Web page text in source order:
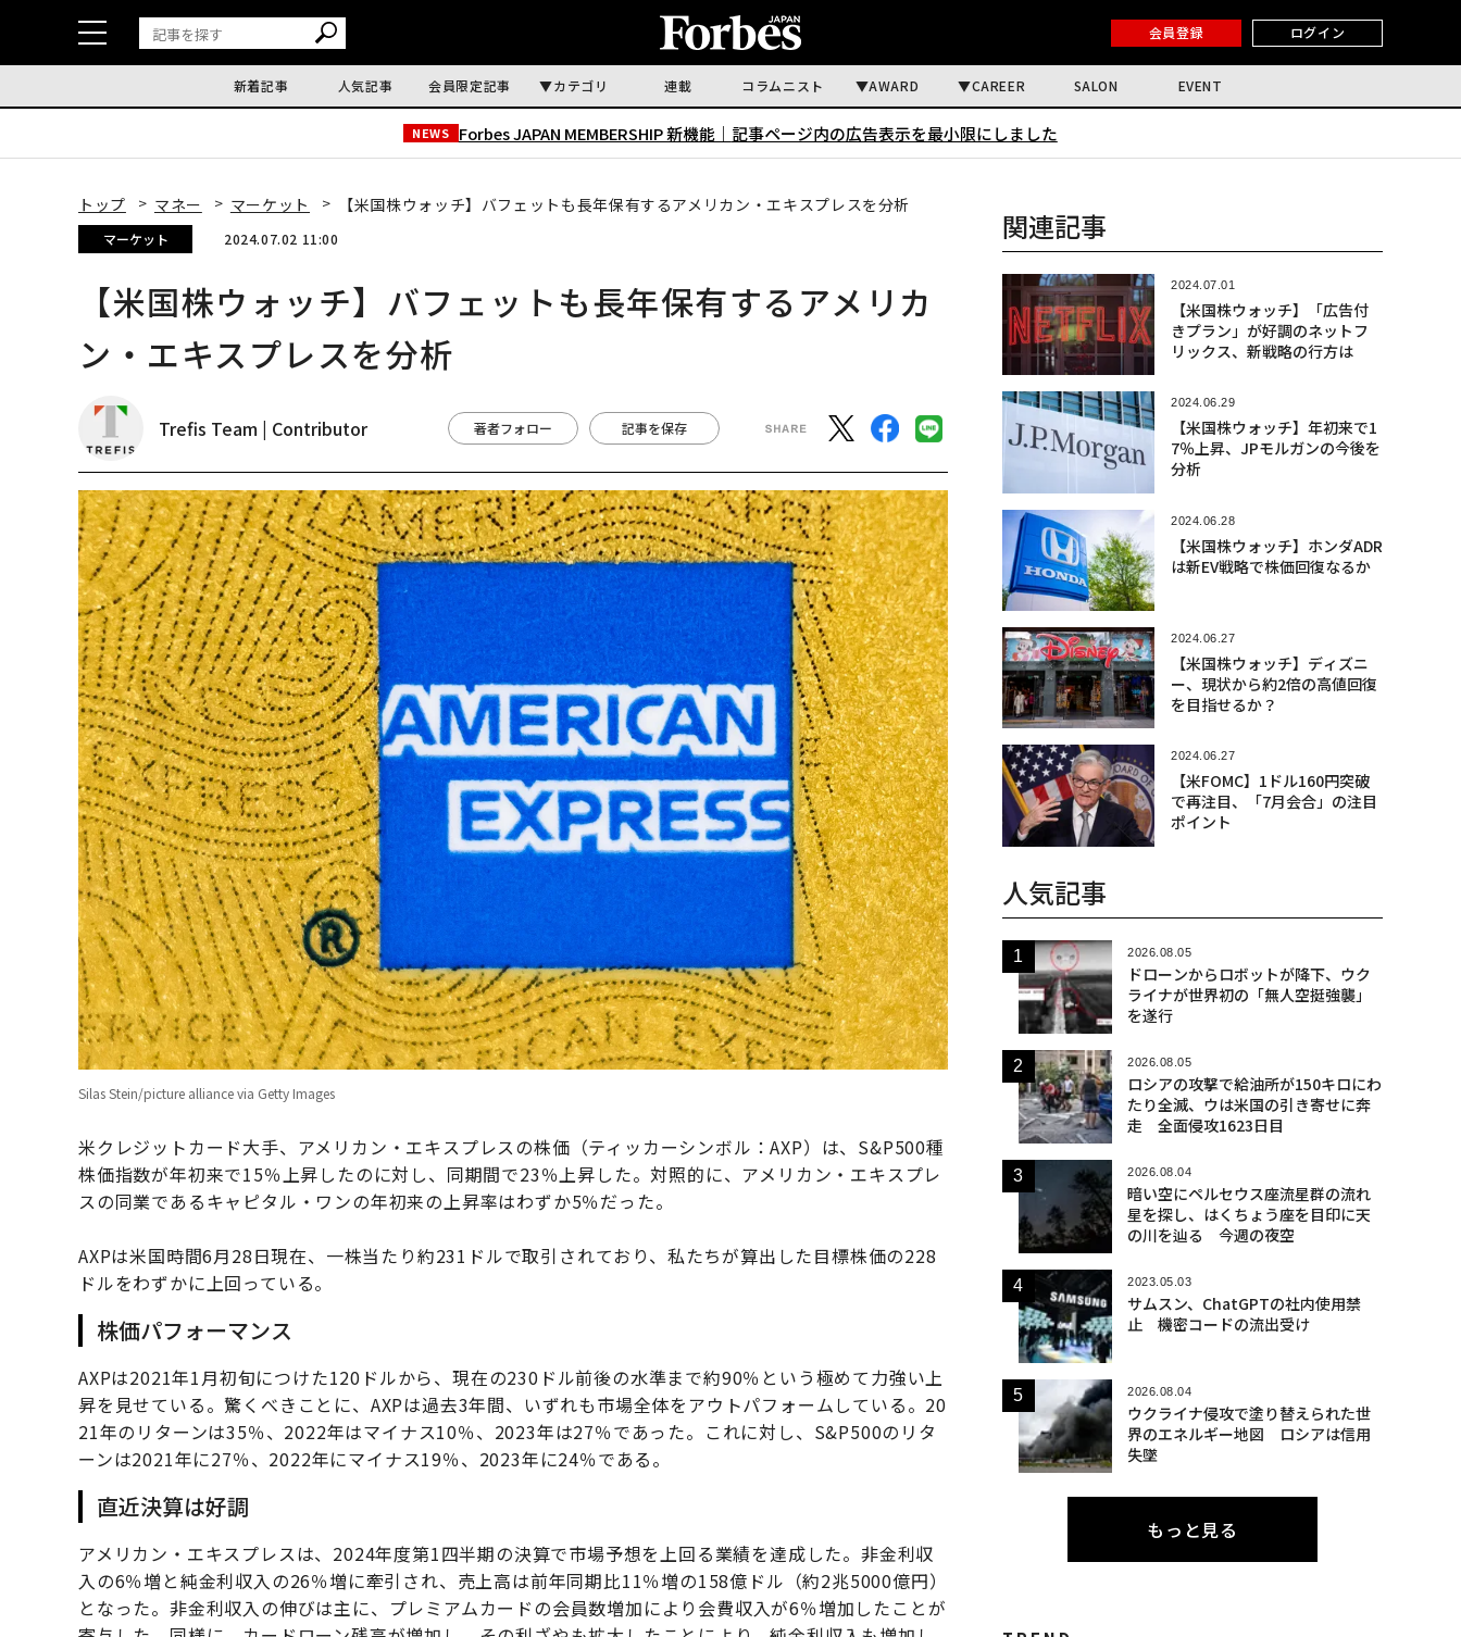
会員登録 ログイン
新着記事 人気記事 会員限定記事 カテゴリ 連載 コラムニスト AWARD CAREER SALON EVENT
NEWS Forbes JAPAN MEMBERSHIP 新機能｜ 記事ページ内の広告表示を最小限にしました
トップ マネー マーケット 【米国株ウォッチ】バフェットも長年保有するアメリカン・エキスプレスを分析
マーケット 2024.07.02 11:00
【米国株ウォッチ】バフェットも長年保有するアメリカ
ン・エキスプレスを分析
Trefis Team | Contributor 著者フォロー 記事を保存
Silas Stein/picture alliance via Getty Images
米クレジットカード大手、アメリカン・エキスプレスの株価（ティッカーシンボル：AXP）は、S&P500種
株価指数が年初来で15％上昇したのに対し、同期間で23％上昇した。対照的に、アメリカン・エキスプレ
スの同業であるキャピタル・ワンの年初来の上昇率はわずか5％だった。
AXPは米国時間6月28日現在、一株当たり約231ドルで取引されており、私たちが算出した目標株価の228
ドルをわずかに上回っている。
株価パフォーマンス
AXPは2021年1月初旬につけた120ドルから、現在の230ドル前後の水準まで約90％という極めて力強い上
昇を見せている。驚くべきことに、AXPは過去3年間、いずれも市場全体をアウトパフォームしている。20
21年のリターンは35％、2022年はマイナス10％、2023年は27％であった。これに対し、S&P500のリタ
ーンは2021年に27％、2022年にマイナス19％、2023年に24％である。
直近決算は好調
アメリカン・エキスプレスは、2024年度第1四半期の決算で市場予想を上回る業績を達成した。非金利収
入の6％増と純金利収入の26％増に牽引され、売上高は前年同期比11％増の158億ドル（約2兆5000億円）
となった。非金利収入の伸びは主に、プレミアムカードの会員数増加により会費収入が6％増加したことが
関連記事
2024.07.01
【米国株ウォッチ】「広告付
きプラン」が好調のネットフ
リックス、新戦略の行方は
2024.06.29
【米国株ウォッチ】年初来で1
7％上昇、JPモルガンの今後を
分析
2024.06.28
【米国株ウォッチ】ホンダADR
は新EV戦略で株価回復なるか
2024.06.27
【米国株ウォッチ】ディズニ
ー、現状から約2倍の高値回復
を目指せるか？
2024.06.27
【米FOMC】1ドル160円突破
で再注目、「7月会合」の注目
ポイント
人気記事
2026.08.05
ドローンからロボットが降下、ウク
ライナが世界初の「無人空挺強襲」
を遂行
2026.08.05
ロシアの攻撃で給油所が150キロにわ
たり全滅、ウは米国の引き寄せに奔
走 全面侵攻1623日目
2026.08.04
暗い空にペルセウス座流星群の流れ
星を探し、はくちょう座を目印に天
の川を辿る 今週の夜空
2023.05.03
サムスン、ChatGPTの社内使用禁
止 機密コードの流出受け
2026.08.04
ウクライナ侵攻で塗り替えられた世
界のエネルギー地図 ロシアは信用
失墜
もっと見る